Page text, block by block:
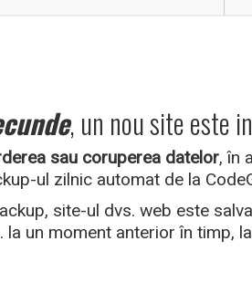
, un nou site este
sau coruperea datelor, în
ul zilnic automat de la
site-ul dvs. web este
un moment anterior în timp,